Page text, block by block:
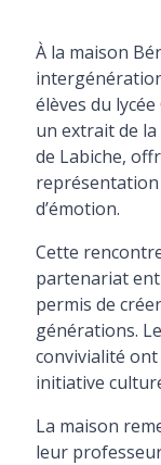
À la maison
élèves du
un extrait de la
de Labiche,
représentation
d’émotion.
Cette
partenariat
permis de
générations.
convivialité ont
initiative
La maison
leur